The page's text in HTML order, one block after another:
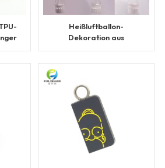
Heißluftballon-
Dekoration aus